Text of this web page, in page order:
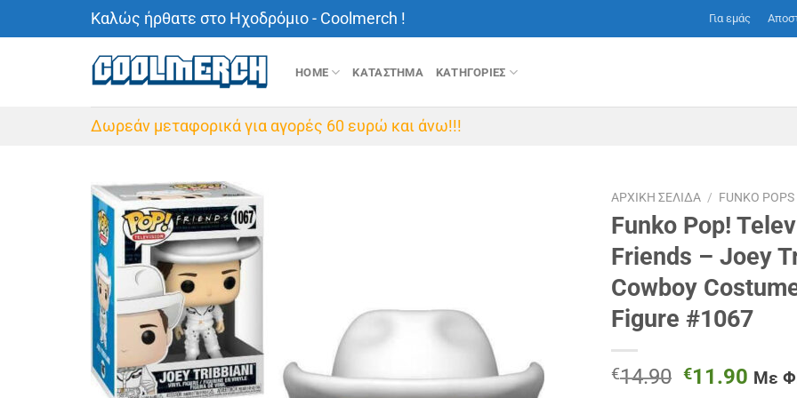
Καλώς ήρθατε στο Ηχοδρόμιο - Coolmerch ! Για εμάς
HOME ΚΑΤΑΣΤΗΜΑ ΚΑΤΗΓΟΡΙΕΣ
Δωρεάν μεταφορικά για αγορές 60 ευρώ και άνω!!!
ΑΡΧΙΚΉ ΣΕΛΊΔΑ / FUNKO POPS
Funko Pop!
Friends – Joey
Cowboy
Figure #1067
€14.90 Original
€11.90 Η
Με